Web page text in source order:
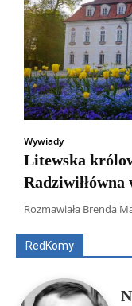
Wywiady
Litewska
Rozmawiała Brenda
RedKomy
Wszyscy
ks.